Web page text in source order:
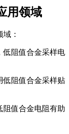
用领域
：
低阻值合金采样电
低阻值合金采样贴
阻值合金电阻有助